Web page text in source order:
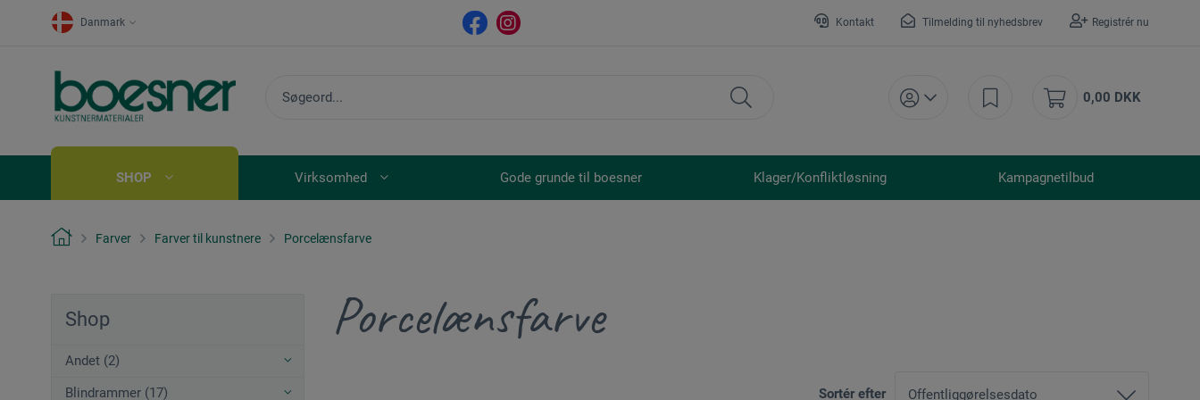
Danmark Kontakt Tilmelding til nyhedsbrev Registrér nu
0,00 DKK
SHOP Virksomhed Gode grunde til boesner Klager/Konfliktløsning Kampagnetilbud
Farver Farver til kunstnere Porcelænsfarve
Shop
Andet (2)
Blindrammer (17)
Porcelænsfarve
Sortér efter